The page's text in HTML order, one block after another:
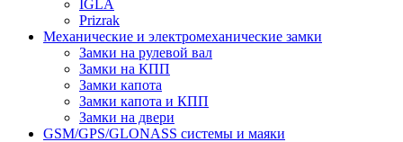
IGLA
Prizrak
Механические и электромеханические замки
Замки на рулевой вал
Замки на КПП
Замки капота
Замки капота и КПП
Замки на двери
GSM/GPS/GLONASS системы и маяки